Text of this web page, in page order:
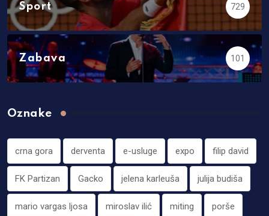
Sport 729
Zabava 101
Oznake
crna gora derventa e-usluge expo filip david
FK Partizan Gacko jelena karleuša julija budiša
mario vargas ljosa miroslav ilić miting porše